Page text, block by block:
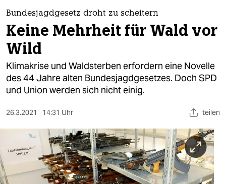
themen
politik
öko
gesellschaft
sport
berlin
nord
Bundesjagdgesetz droht zu scheitern
Keine Mehrheit für Wald vor
Wild
Klimakrise und Waldsterben erfordern eine Novelle
des 44 Jahre alten Bundesjagdgesetzes. Doch SPD
und Union werden sich nicht einig.
26.3.2021 14:31 Uhr teilen